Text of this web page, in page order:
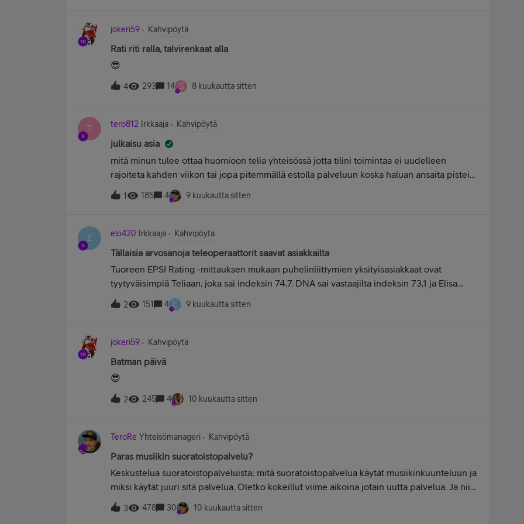
jokeri59 Kahvipöytä
Rati riti ralla, talvirenkaat alla
😎
4 293 14 S 8 kuukautta sitten
T tero812 Irkkaaja Kahvipöytä
julkaisu asia
mitä minun tulee ottaa huomioon telia yhteisössä jotta tilini toimintaa ei uudelleen
rajoiteta kahden viikon tai jopa pitemmällä estolla palveluun koska haluan ansaita pisteitä
ja jos haluaa ansaita pisteitä niin pitää tehdä paljon julkaisuja ja mulla kehitys vamman
takia on niin ja psyykkisen sairauten etten välttämättä hoksaa jos julkaisuni toistavat
niin onko se sääntöjen rikkomista
1 185 4 9 kuukautta sitten
E elo420 Irkkaaja Kahvipöytä
Tällaisia arvosanoja teleoperaattorit saavat asiakkailta
Tuoreen EPSI Rating -mittauksen mukaan puhelinliittymien yksityisasiakkaat ovat
tyytyväisimpiä Teliaan, joka sai indeksin 74,7. DNA sai vastaajilta indeksin 73,1 ja Elisa
71,0, mikä on toimialan keskiarvon (72,8) alapuolella.Yritysasiakkaiden tyytyväisyys
mobiilioperaattoreihin laski kautta linjan.Toimialan kokonaisindeksi painuu tasolle 72,3
(72,9), mutta DNA nousi aivan kannoille (72,7). Elisa jää keskiarvon alapuolelle
asiakkailta/Ettei tosiaan kannata kuvitella, että huonon palvelukokemuksen saatuaan saisi
yhtään parempaa muiltakaan näistä 3 isosta.
2 151 4 E 9 kuukautta sitten
jokeri59 Kahvipöytä
Batman päivä
😎
2 245 4 10 kuukautta sitten
TeroRe Yhteisömanageri Kahvipöytä
Paras musiikin suoratoistopalvelu?
Keskustelua suoratoistopalveluista; mitä suoratoistopalvelua käytät musiikinkuunteluun ja
miksi käytät juuri sitä palvelua. Oletko kokeillut viime aikoina jotain uutta palvelua. Ja niin
edelleen.
3 478 30 10 kuukautta sitten